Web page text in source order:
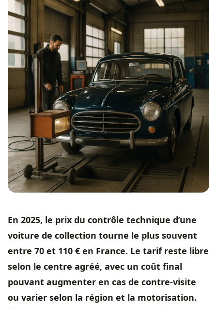
En 2025, le prix du contrôle technique d’une
voiture de collection tourne le plus souvent
entre 70 et 110 € en France. Le tarif reste libre
selon le centre agréé, avec un coût final
pouvant augmenter en cas de contre-visite
ou varier selon la région et la motorisation.